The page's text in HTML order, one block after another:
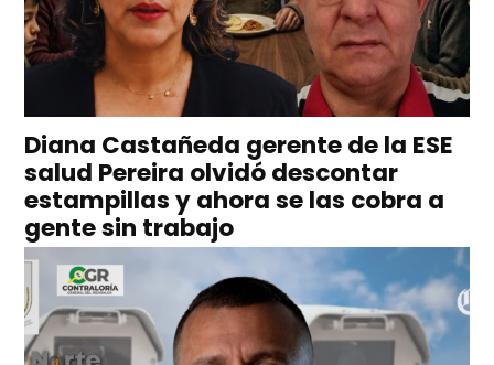
Diana Castañeda gerente de la ESE
salud Pereira olvidó descontar
estampillas y ahora se las cobra a
gente sin trabajo